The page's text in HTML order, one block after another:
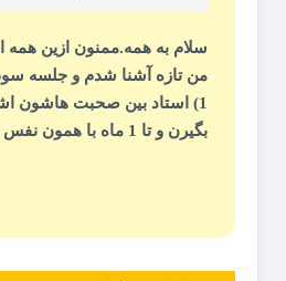
سلام به همه.ممنون ازین
من تازه آشنا شدم و جلسه سوم دوره 12 گانه لاغری رو گوش می دادم که این
1) استاد بین صحبت هاشون
بگیرن و تا 1 ماه با همون نفس زنده باشن یا سیخ از بدنشون رد میکنن و شیشه و سنگ می خورن یا کلا کارهای غیر معمولی رو انجام میدن به چه صورتی هستش؟